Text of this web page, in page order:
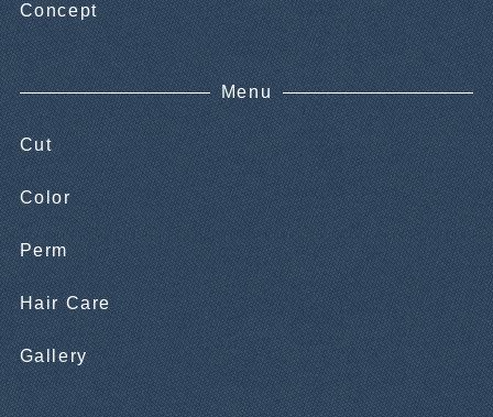
Concept
Menu
Cut
Color
Perm
Hair Care
Gallery